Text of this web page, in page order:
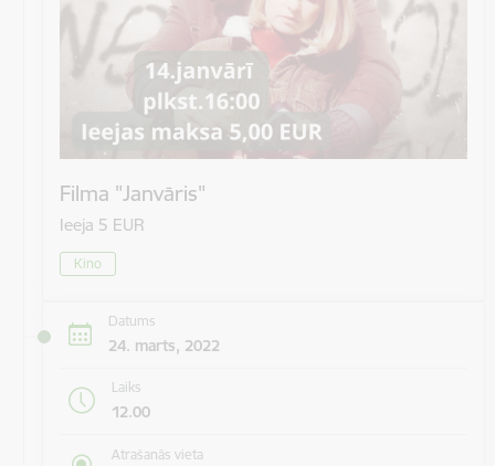
Filma "Janvāris"
Ieeja 5 EUR
Kino
Datums
24. marts, 2022
Laiks
12.00
Atrašanās vieta